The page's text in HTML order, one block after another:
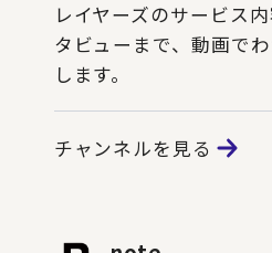
レイヤーズのサービス
タビューまで、動画で
します。
チャンネルを見る